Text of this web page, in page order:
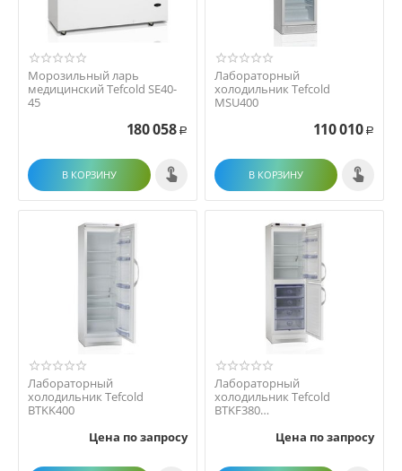
Морозильный ларь
медицинский Tefcold SE40-
45
180 058 Р
В КОРЗИНУ
Лабораторный
холодильник Tefcold
MSU400
110 010 Р
В КОРЗИНУ
Лабораторный
холодильник Tefcold
BTKK400
Цена по запросу
Лабораторный
холодильник Tefcold
BTKF380
Цена по запросу